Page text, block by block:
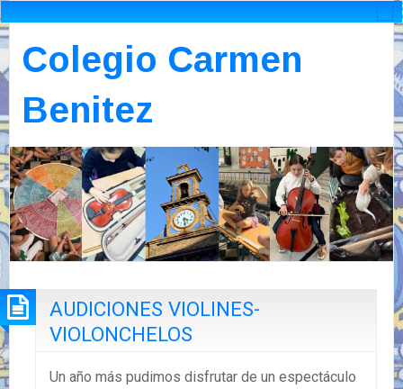
Colegio Carmen
Benitez
AUDICIONES VIOLINES-
VIOLONCHELOS
Un año más pudimos disfrutar de un espectáculo